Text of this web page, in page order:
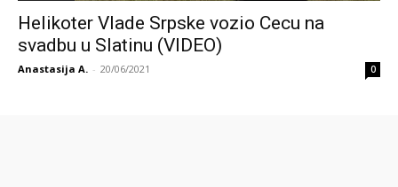
Helikoter Vlade Srpske vozio Cecu na
svadbu u Slatinu (VIDEO)
Anastasija A. - 20/06/2021 0